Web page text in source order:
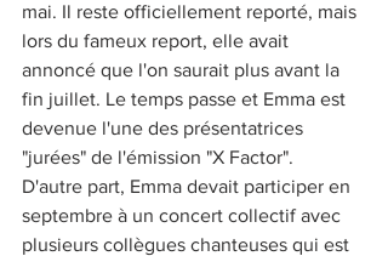
mai. Il reste officiellement reporté, mais
lors du fameux report, elle avait
annoncé que l'on saurait plus avant la
fin juillet. Le temps passe et Emma est
devenue l'une des présentatrices
"jurées" de l'émission "X Factor".
D'autre part, Emma devait participer en
septembre à un concert collectif avec
plusieurs collègues chanteuses qui est